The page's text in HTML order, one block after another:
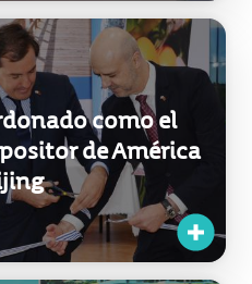
como el
de América